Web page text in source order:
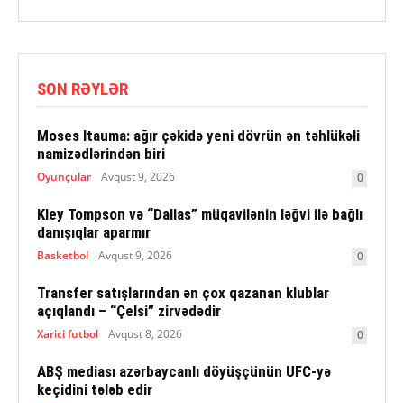
SON RƏYLƏR
Moses Itauma: ağır çəkidə yeni dövrün ən təhlükəli
namizədlərindən biri
Oyunçular Avqust 9, 2026 0
Kley Tompson və “Dallas” müqavilənin ləğvi ilə bağlı
danışıqlar aparmır
Basketbol Avqust 9, 2026 0
Transfer satışlarından ən çox qazanan klublar
açıqlandı – “Çelsi” zirvədədir
Xarici futbol Avqust 8, 2026 0
ABŞ mediası azərbaycanlı döyüşçünün UFC-yə
keçidini tələb edir